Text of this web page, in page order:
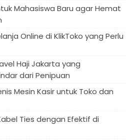
Mahasiswa Baru agar Hemat
Online di KlikToko yang Perlu
Haji Jakarta yang
dari Penipuan
Mesin Kasir untuk Toko dan
Ties dengan Efektif di